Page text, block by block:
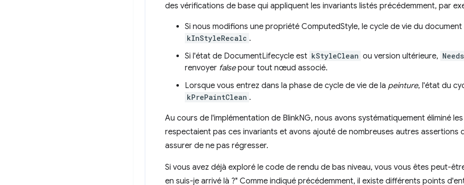
des vérifications de base qui appliquent les invariants listés précédemment, par
Si nous modifions une propriété ComputedStyle, le cycle de vie du
kInStyleRecalc .
Si l'état de DocumentLifecycle est kStyleClean ou version ultérieure,
renvoyer falsepour tout nœud associé.
Lorsque vous entrez dans la phase de cycle de vie de la peinture, l'état du
kPrePaintClean .
Au cours de l'implémentation de BlinkNG, nous avons systématiquement éliminé
respectaient pas ces invariants et avons ajouté de nombreuses autres assertions
assurer de ne pas régresser.
Si vous avez déjà exploré le code de rendu de bas niveau, vous vous êtes peut-
en suis-je arrivé là ?" Comme indiqué précédemment, il existe différents points